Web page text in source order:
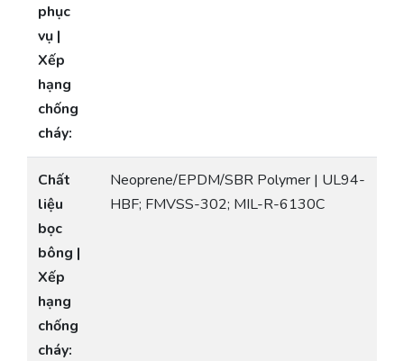
phục
vụ |
Xếp
hạng
chống
cháy:
Chất
liệu
bọc
bông |
Xếp
hạng
chống
cháy:
Neoprene/EPDM/SBR Polymer | UL94-
HBF; FMVSS-302; MIL-R-6130C